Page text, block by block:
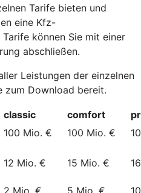
Tarife bieten und
eine Kfz-
können Sie mit einer
abschließen.
Leistungen der einzelnen
zum Download bereit.
classic comfort
100 Mio. € 100 Mio. €
12 Mio. € 15 Mio. €
2 Mio. € 5 Mio. €